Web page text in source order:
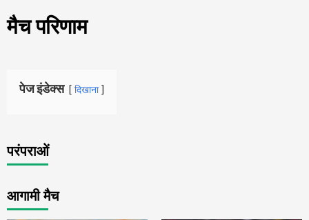
मैच परिणाम
पेज इंडेक्स दिखाना
परंपराओं
आगामी मैच